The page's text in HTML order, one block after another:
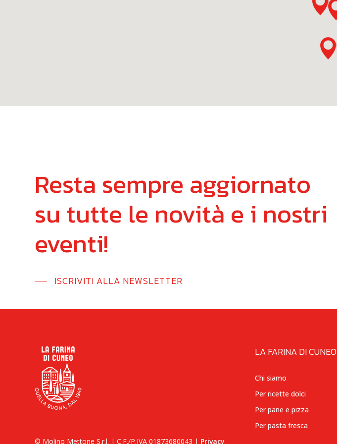
Resta sempre aggiornato
su tutte le novità e i nostri
eventi!
ISCRIVITI ALLA NEWSLETTER
© Molino Mettone S.r.l. | C.F./P.IVA 01873680043 | Privacy
LA FARINA DI CUNEO
Chi siamo
Per ricette dolci
Per pane e pizza
Per pasta fresca